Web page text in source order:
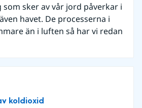
sker av vår jord påverkar i
havet. De processerna i
än i luften så har vi redan
koldioxid